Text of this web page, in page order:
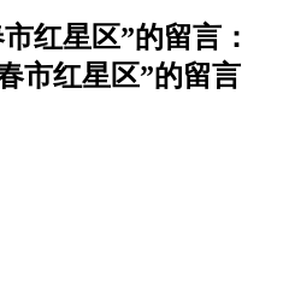
红星区”的留言：